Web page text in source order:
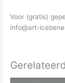
Voor (gratis)
info@art-